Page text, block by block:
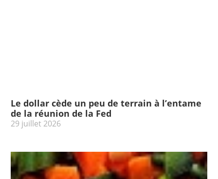
Le dollar cède un peu de terrain à l’entame
de la réunion de la Fed
29 juillet 2026